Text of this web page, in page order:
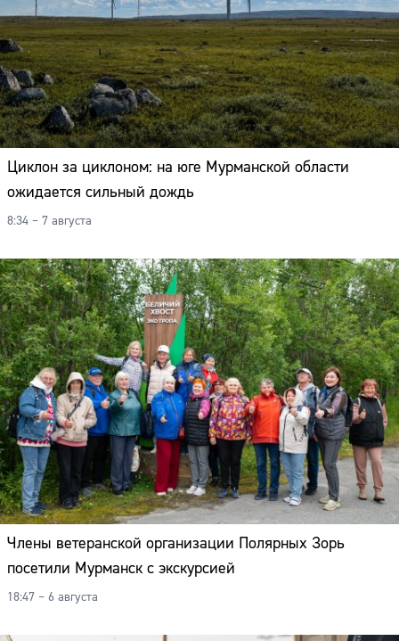
Циклон за циклоном: на юге Мурманской области
ожидается сильный дождь
8:34 – 7 августа
Члены ветеранской организации Полярных Зорь
посетили Мурманск с экскурсией
18:47 – 6 августа